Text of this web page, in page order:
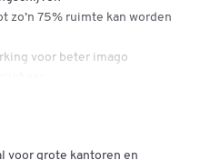
zo’n 75% ruimte kan worden
voor beter imago
te sorteren waarbij elk type
voor grote kantoren en